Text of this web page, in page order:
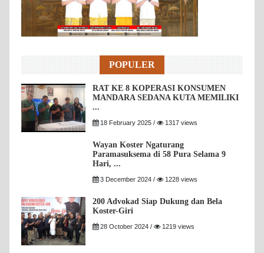
POPULER
RAT KE 8 KOPERASI KONSUMEN
MANDARA SEDANA KUTA MEMILIKI
...
18 February 2025 / 1317 views
Wayan Koster Ngaturang
Paramasuksema di 58 Pura Selama 9
Hari, ...
3 December 2024 / 1228 views
200 Advokad Siap Dukung dan Bela
Koster-Giri
28 October 2024 / 1219 views